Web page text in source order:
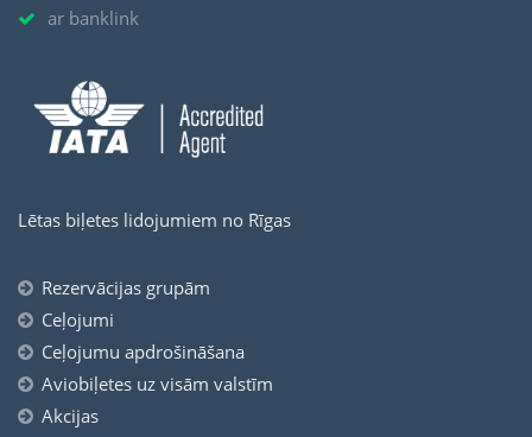
ar banklink
Lētas biļetes lidojumiem no Rīgas
Rezervācijas grupām
Ceļojumi
Ceļojumu apdrošināšana
Aviobiļetes uz visām valstīm
Akcijas